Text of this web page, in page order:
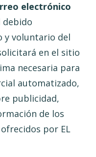
electrónico
debido
y voluntario del
en el sitio
necesaria para
automatizado,
publicidad,
de los
por EL